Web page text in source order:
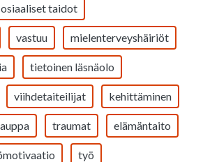
taidot
vastuu mielenterveyshäiriöt
tietoinen läsnäolo
viihdetaiteilijat kehittäminen
traumat elämäntaito
työ